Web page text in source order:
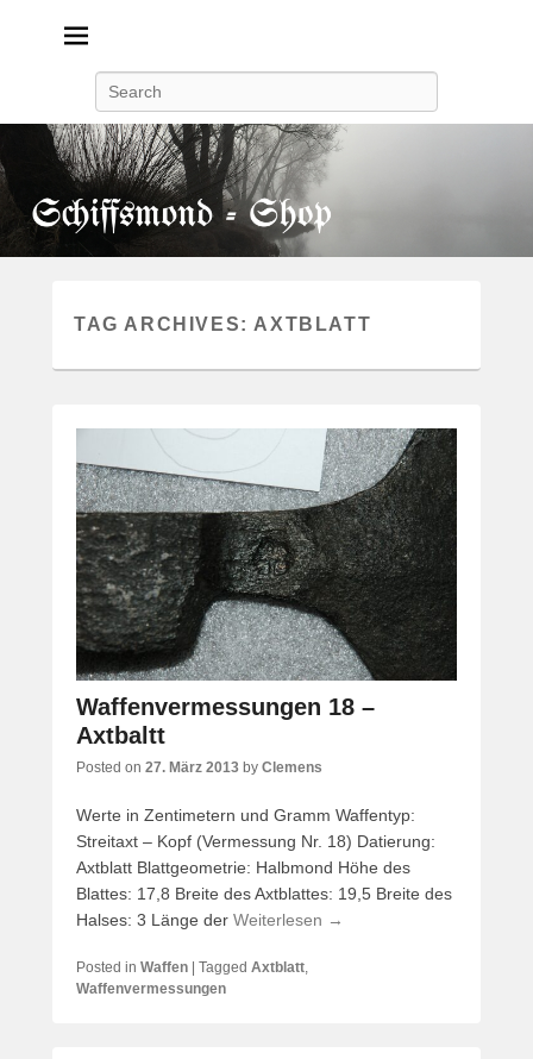
TAG ARCHIVES: AXTBLATT
Waffenvermessungen 18 –
Axtbaltt
Posted on 27. März 2013 by Clemens
Werte in Zentimetern und Gramm Waffentyp:
Streitaxt – Kopf (Vermessung Nr. 18) Datierung:
Axtblatt Blattgeometrie: Halbmond Höhe des
Blattes: 17,8 Breite des Axtblattes: 19,5 Breite des
Halses: 3 Länge der Weiterlesen →
Posted in Waffen Tagged Axtblatt,
Waffenvermessungen